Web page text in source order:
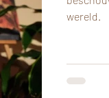
wereld.